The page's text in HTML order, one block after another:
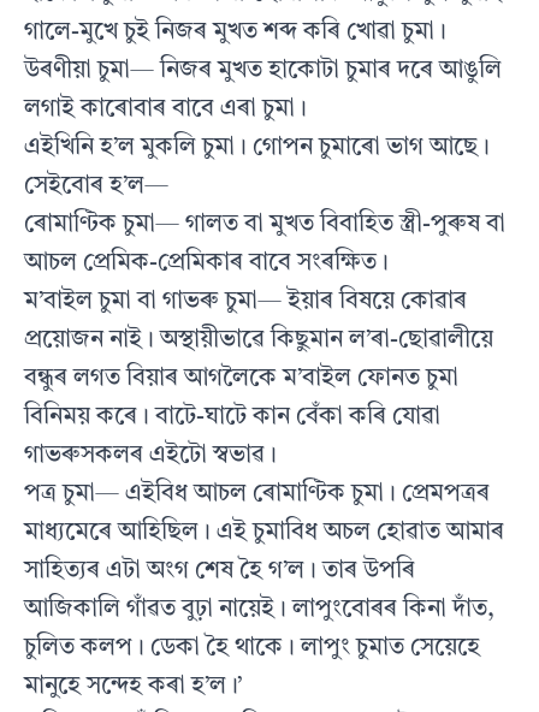
গালে-মুখে চুই নিজৰ মুখত শব্দ কৰি খোৱা চুমা।
উৰণীয়া চুমা— নিজৰ মুখত হাকোটা চুমাৰ দৰে আঙুলি
লগাই কাৰোবাৰ বাবে এৰা চুমা।
এইখিনি হ’ল মুকলি চুমা। গোপন চুমাৰো ভাগ আছে।
সেইবোৰ হ’ল—
ৰোমাণ্টিক চুমা— গালত বা মুখত বিবাহিত স্ত্ৰী-পুৰুষ বা
আচল প্রেমিক-প্ৰেমিকাৰ বাবে সংৰক্ষিত।
ম’বাইল চুমা বা গাভৰু চুমা— ইয়াৰ বিষয়ে কোৱাৰ
প্ৰয়োজন নাই। অস্থায়ীভাৱে কিছুমান ল’ৰা-ছোৱালীয়ে
বন্ধুৰ লগত বিয়াৰ আগলৈকে ম’বাইল ফোনত চুমা
বিনিময় কৰে। বাটে-ঘাটে কান বেঁকা কৰি যোৱা
গাভৰুসকলৰ এইটো স্বভাৱ।
পত্র চুমা— এইবিধ আচল ৰোমাণ্টিক চুমা। প্রেমপত্ৰৰ
মাধ্যমেৰে আহিছিল। এই চুমাবিধ অচল হোৱাত আমাৰ
সাহিত্যৰ এটা অংগ শেষ হৈ গ’ল। তাৰ উপৰি
আজিকালি গাঁৱত বুঢ়া নায়েই। লাপুংবোৰৰ কিনা দাঁত,
চুলিত কলপ। ডেকা হৈ থাকে। লাপুং চুমাত সেয়েহে
মানুহে সন্দেহ কৰা হ’ল।’